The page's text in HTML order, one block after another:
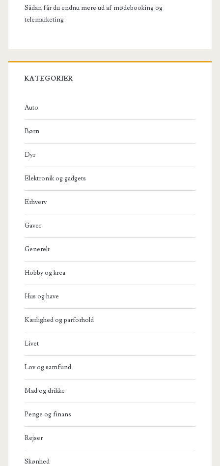
Sådan får du endnu mere ud af mødebooking og
telemarketing
KATEGORIER
Auto
Børn
Dyr
Elektronik og gadgets
Erhverv
Gaver
Generelt
Hobby og krea
Hus og have
Kærlighed og parforhold
Livet
Lov og samfund
Mad og drikke
Penge og finans
Rejser
Skønhed